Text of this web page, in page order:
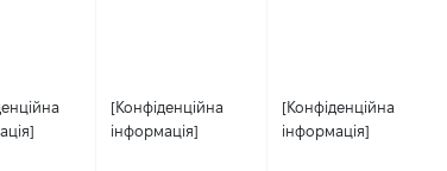
[Конфіденційна
інформація]
[Конфіденційна
інформація]